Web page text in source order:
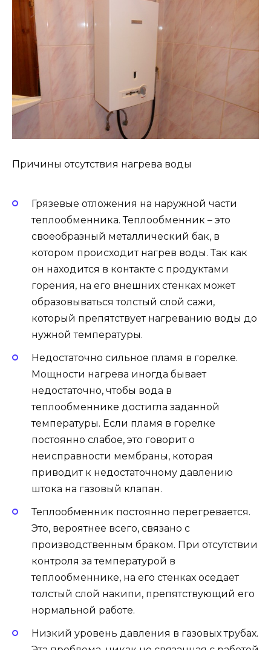
Причины отсутствия нагрева воды
Грязевые отложения на наружной части
теплообменника. Теплообменник – это
своеобразный металлический бак, в
котором происходит нагрев воды. Так как
он находится в контакте с продуктами
горения, на его внешних стенках может
образовываться толстый слой сажи,
который препятствует нагреванию воды до
нужной температуры.
Недостаточно сильное пламя в горелке.
Мощности нагрева иногда бывает
недостаточно, чтобы вода в
теплообменнике достигла заданной
температуры. Если пламя в горелке
постоянно слабое, это говорит о
неисправности мембраны, которая
приводит к недостаточному давлению
штока на газовый клапан.
Теплообменник постоянно перегревается.
Это, вероятнее всего, связано с
производственным браком. При отсутствии
контроля за температурой в
теплообменнике, на его стенках оседает
толстый слой накипи, препятствующий его
нормальной работе.
Низкий уровень давления в газовых трубах.